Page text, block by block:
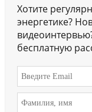
Хотите
энергетике?
бесплатную